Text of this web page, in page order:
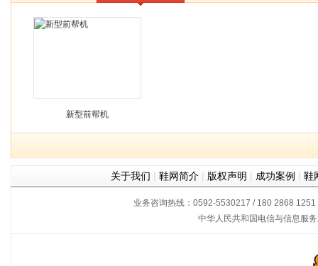
新型前帮机
关于我们 | 鞋网简介 | 版权声明 | 成功案例 | 鞋
业务咨询热线：0592-5530217 / 180 2868 1251
中华人民共和国电信与信息服